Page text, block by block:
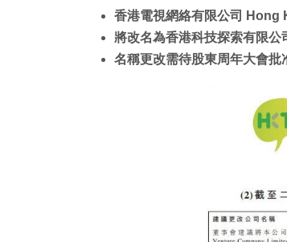
香港電視網絡有限公司
將改名為香港科技探索有限
名稱更改需待股東周年大會